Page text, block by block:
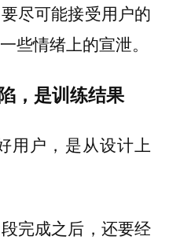
尽可能接受用户的
些情绪上的宣泄。
，是训练结果
用户，是从设计上
完成之后，还要经